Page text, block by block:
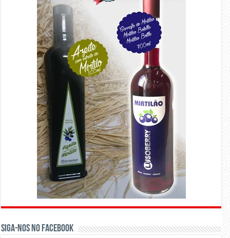
Siga-nos no Facebook